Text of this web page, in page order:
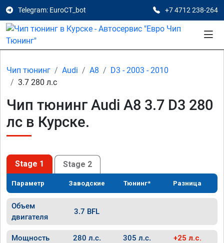
Telegram: EuroCT_bot +7 4712 238-264
Чип тюнинг Audi A8
D3 - 2003 - 2010
3.7 280 л.с
Чип тюнинг Audi A8 3.7 D3 280
лс в Курске.
Stage 1 Stage 2
Параметр Заводские Тюнинг* Разница
Объем
двигателя
3.7 BFL
Мощность 280 л.с. 305 л.с. +25 л.с.